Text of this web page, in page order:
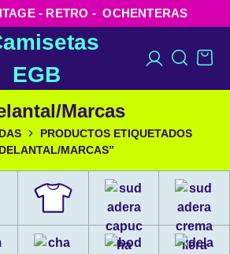
- RETRO - OCHENTERAS
PRODUCTOS ETIQUETADOS
MARCAS”
Marcas